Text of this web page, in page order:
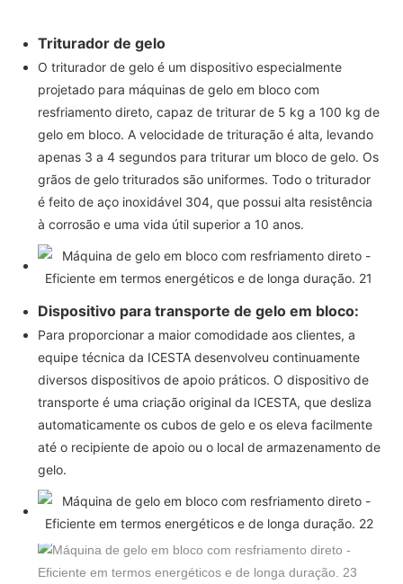
Triturador de gelo
O triturador de gelo é um dispositivo especialmente
projetado para máquinas de gelo em bloco com
resfriamento direto, capaz de triturar de 5 kg a 100 kg de
gelo em bloco. A velocidade de trituração é alta, levando
apenas 3 a 4 segundos para triturar um bloco de gelo. Os
grãos de gelo triturados são uniformes. Todo o triturador
é feito de aço inoxidável 304, que possui alta resistência
à corrosão e uma vida útil superior a 10 anos.
Dispositivo para transporte de gelo em bloco:
Para proporcionar a maior comodidade aos clientes, a
equipe técnica da ICESTA desenvolveu continuamente
diversos dispositivos de apoio práticos. O dispositivo de
transporte é uma criação original da ICESTA, que desliza
automaticamente os cubos de gelo e os eleva facilmente
até o recipiente de apoio ou o local de armazenamento de
gelo.